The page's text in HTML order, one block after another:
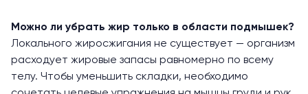
Можно ли убрать жир только в области подмышек?
Локального жиросжигания не существует — организм
расходует жировые запасы равномерно по всему
телу. Чтобы уменьшить складки, необходимо